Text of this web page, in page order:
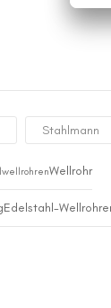
Stahlmann
Wellrohr
Edelstahl-